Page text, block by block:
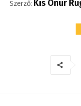
Szerző: Kis Onur